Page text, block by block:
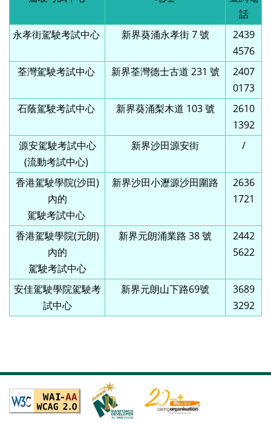
話
永孝街駕駛考試中心
新界葵涌永孝街 7 號
2439
4576
荃灣駕駛考試中心
新界荃灣德士古道 231 號
2407
0173
石蔭駕駛考試中心
新界葵涌梨木道 103 號
2610
1392
源安駕駛考試中心
(流動考試中心)
新界沙田源安街 /
香港駕駛學院(沙田)
內的
駕駛考試中心
新界沙田小瀝源沙田圍路
2636
1721
香港駕駛學院(元朗)
內的
駕駛考試中心
新界元朗涌業路 38 號
2442
5622
安佳駕駛學院駕駛考
試中心
新界元朗山下路69號
3689
3292